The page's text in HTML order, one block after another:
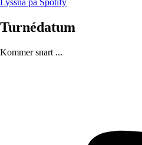
Lyssna på Spotify
Turnédatum
Kommer snart ...